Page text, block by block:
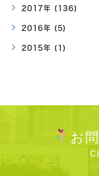
2017年 (136)
2016年 (5)
2015年 (1)
お